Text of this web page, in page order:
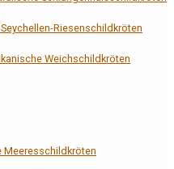
Riesenschildkröten
Weichschildkröten
Meeresschildkröten